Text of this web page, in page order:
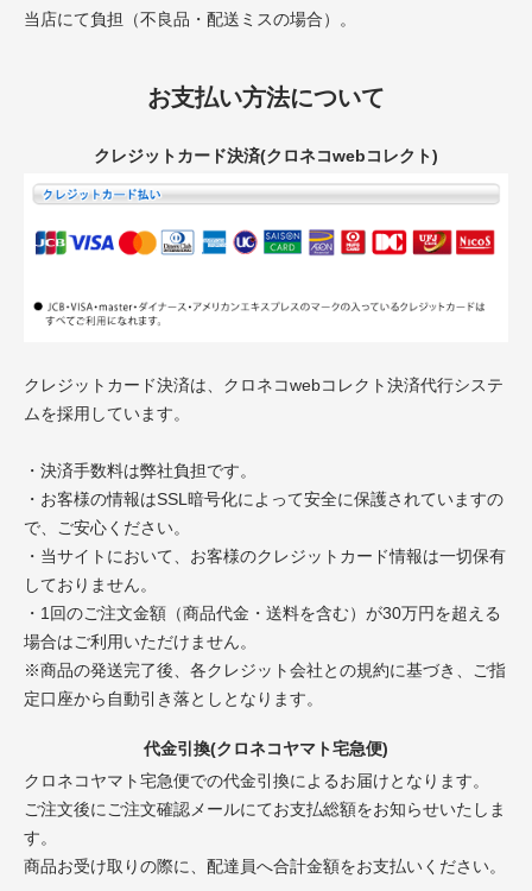
当店にて負担（不良品・配送ミスの場合）。
お支払い方法について
クレジットカード決済(クロネコwebコレクト)
クレジットカード決済は、クロネコwebコレクト決済代行システ
ムを採用しています。
・決済手数料は弊社負担です。
・お客様の情報はSSL暗号化によって安全に保護されていますの
で、ご安心ください。
・当サイトにおいて、お客様のクレジットカード情報は一切保有
しておりません。
・1回のご注文金額（商品代金・送料を含む）が30万円を超える
場合はご利用いただけません。
※商品の発送完了後、各クレジット会社との規約に基づき、ご指
定口座から自動引き落としとなります。
代金引換(クロネコヤマト宅急便)
クロネコヤマト宅急便での代金引換によるお届けとなります。
ご注文後にご注文確認メールにてお支払総額をお知らせいたしま
す。
商品お受け取りの際に、配達員へ合計金額をお支払いください。